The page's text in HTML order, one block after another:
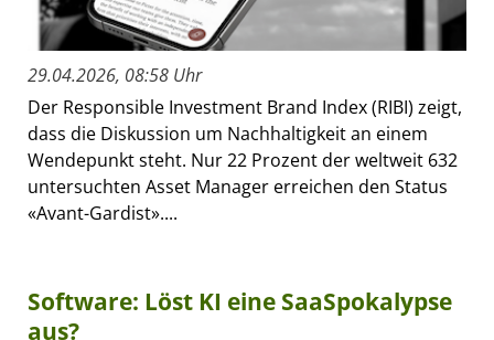
29.04.2026, 08:58 Uhr
Der Responsible Investment Brand Index (RIBI) zeigt,
dass die Diskussion um Nachhaltigkeit an einem
Wendepunkt steht. Nur 22 Prozent der weltweit 632
untersuchten Asset Manager erreichen den Status
«Avant-Gardist»....
Software: Löst KI eine SaaSpokalypse
aus?